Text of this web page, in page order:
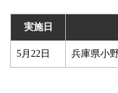
実施日
5月22日 兵庫県小